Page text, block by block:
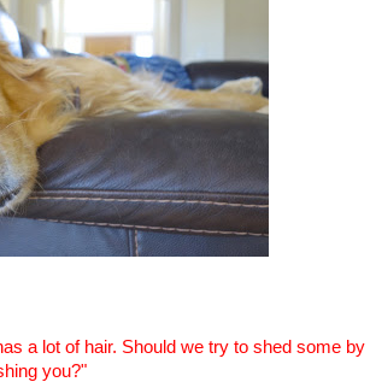
a lot of hair. Should we try to shed some by
you?"